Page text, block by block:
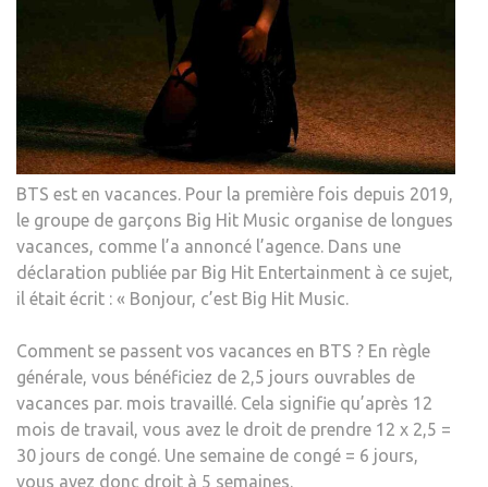
BTS est en vacances. Pour la première fois depuis 2019,
le groupe de garçons Big Hit Music organise de longues
vacances, comme l’a annoncé l’agence. Dans une
déclaration publiée par Big Hit Entertainment à ce sujet,
il était écrit : « Bonjour, c’est Big Hit Music.
Comment se passent vos vacances en BTS ? En règle
générale, vous bénéficiez de 2,5 jours ouvrables de
vacances par. mois travaillé. Cela signifie qu’après 12
mois de travail, vous avez le droit de prendre 12 x 2,5 =
30 jours de congé. Une semaine de congé = 6 jours,
vous avez donc droit à 5 semaines.